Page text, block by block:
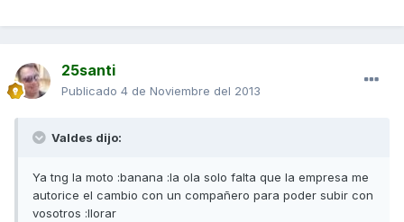
25santi
Publicado 4 de Noviembre del 2013
Valdes dijo:
Ya tng la moto :banana :la ola solo falta que la empresa me
autorice el cambio con un compañero para poder subir con
vosotros :llorar